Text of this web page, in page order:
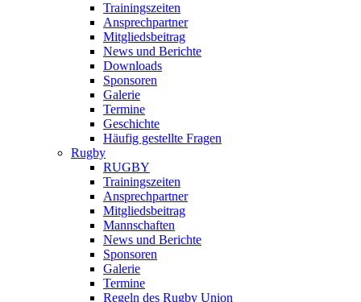
Trainingszeiten
Ansprechpartner
Mitgliedsbeitrag
News und Berichte
Downloads
Sponsoren
Galerie
Termine
Geschichte
Häufig gestellte Fragen
Rugby
RUGBY
Trainingszeiten
Ansprechpartner
Mitgliedsbeitrag
Mannschaften
News und Berichte
Sponsoren
Galerie
Termine
Regeln des Rugby Union